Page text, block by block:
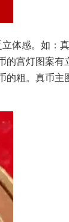
体感。如：
的宫灯图案有
的粗。真币主